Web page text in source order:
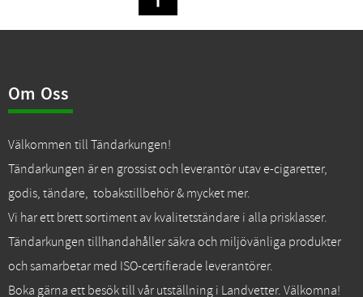
Lägg till i favoriter
Om Oss
Välkommen till Tändarkungen!
Tändarkungen är en grossist och leverantör utav e-cigaretter,
godis, tändare, tobakstillbehör & mycket mer.
Vi har ett brett sortiment av kvalitetständare i alla prisklasser.
Tändarkungen tillhandahåller säkra och miljövänliga produkter
och samarbetar med ISO-certifierade leverantörer.
Boka gärna ett besök till vår utställning i Landvetter. Välkomna!